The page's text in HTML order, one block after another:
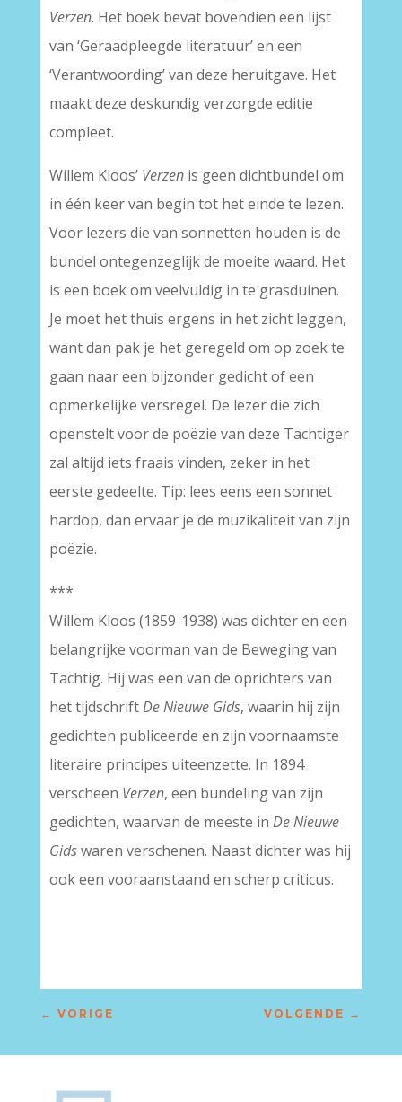
Verzen. Het boek bevat bovendien een lijst
van ‘Geraadpleegde literatuur’ en een
‘Verantwoording’ van deze heruitgave. Het
maakt deze deskundig verzorgde editie
compleet.
Willem Kloos’ Verzenis geen dichtbundel om
in één keer van begin tot het einde te lezen.
Voor lezers die van sonnetten houden is de
bundel ontegenzeglijk de moeite waard. Het
is een boek om veelvuldig in te grasduinen.
Je moet het thuis ergens in het zicht leggen,
want dan pak je het geregeld om op zoek te
gaan naar een bijzonder gedicht of een
opmerkelijke versregel. De lezer die zich
openstelt voor de poëzie van deze Tachtiger
zal altijd iets fraais vinden, zeker in het
eerste gedeelte. Tip: lees eens een sonnet
hardop, dan ervaar je de muzikaliteit van zijn
poëzie.
***
Willem Kloos (1859-1938) was dichter en een
belangrijke voorman van de Beweging van
Tachtig. Hij was een van de oprichters van
het tijdschriftDe Nieuwe Gids, waarin hij zijn
gedichten publiceerde en zijn voornaamste
literaire principes uiteenzette. In 1894
verscheen Verzen, een bundeling van zijn
gedichten, waarvan de meeste in De Nieuwe
Gidswaren verschenen. Naast dichter was hij
ook een vooraanstaand en scherp criticus.
← VORIGE VOLGENDE →